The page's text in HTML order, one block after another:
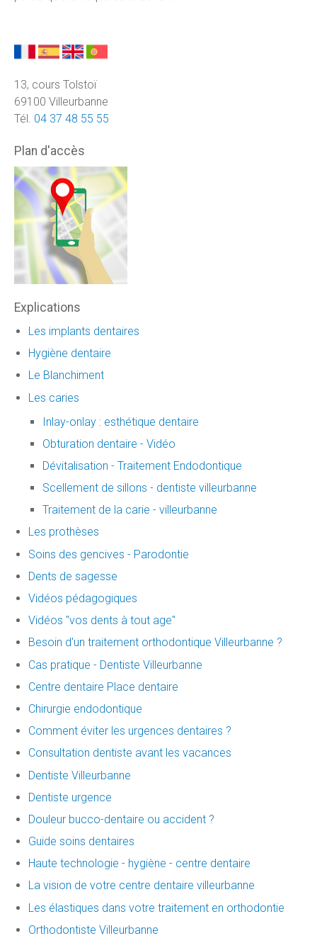
13, cours Tolstoï
69100 Villeurbanne
Tél. 04 37 48 55 55
Plan d'accès
Explications
Les implants dentaires
Hygiène dentaire
Le Blanchiment
Les caries
Inlay-onlay : esthétique dentaire
Obturation dentaire - Vidéo
Dévitalisation - Traitement Endodontique
Scellement de sillons - dentiste villeurbanne
Traitement de la carie - villeurbanne
Les prothèses
Soins des gencives - Parodontie
Dents de sagesse
Vidéos pédagogiques
Vidéos "vos dents à tout age"
Besoin d'un traitement orthodontique Villeurbanne ?
Cas pratique - Dentiste Villeurbanne
Centre dentaire Place dentaire
Chirurgie endodontique
Comment éviter les urgences dentaires ?
Consultation dentiste avant les vacances
Dentiste Villeurbanne
Dentiste urgence
Douleur bucco-dentaire ou accident ?
Guide soins dentaires
Haute technologie - hygiène - centre dentaire
La vision de votre centre dentaire villeurbanne
Les élastiques dans votre traitement en orthodontie
Orthodontiste Villeurbanne